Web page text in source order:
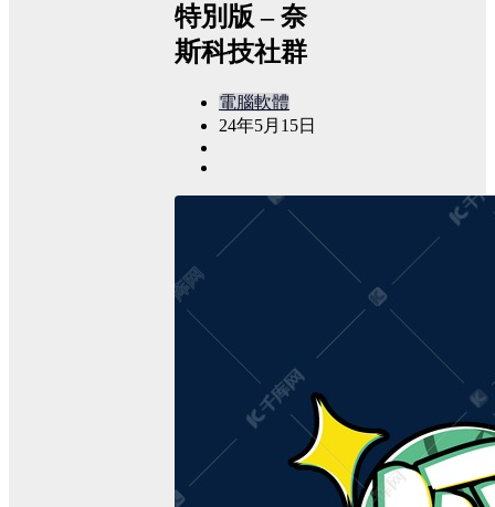
特別版 – 奈
斯科技社群
電腦軟體
24年5月15日